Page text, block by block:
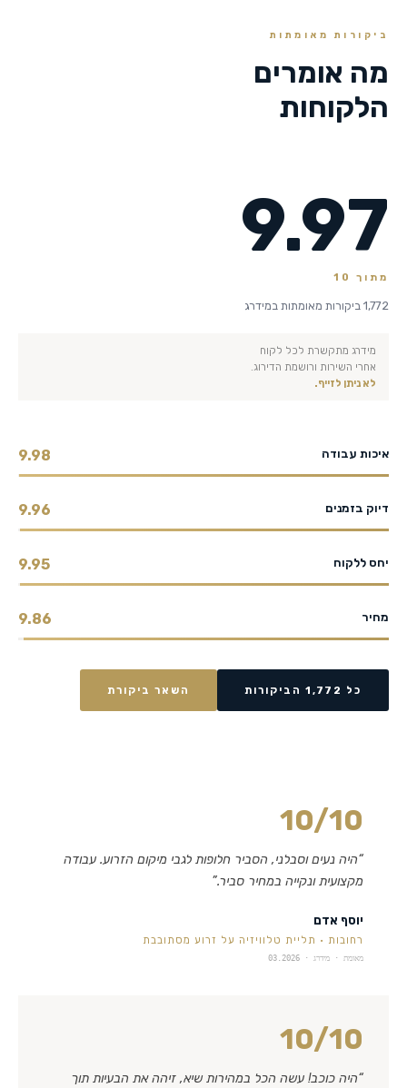
ביקורות מאומתות
מה אומרים
הלקוחות
9.97
מתוך 10
1,772 ביקורות מאומתות במידרג
מידרג מתקשרת לכל לקוח
אחרי השירות ורושמת הדירוג.
לא ניתן לזייף.
איכות עבודה 9.98
דיוק בזמנים 9.96
יחס ללקוח 9.95
מחיר 9.86
כל 1,772 הביקורות השאר ביקורת
10/10
“היה נעים וסבלני, הסביר חלופות לגבי מיקום הזרוע. עבודה
מקצועית ונקייה במחיר סביר.”
יוסף אדם
רחובות · תליית טלוויזיה על זרוע מסתובבת
מאומת · מידרג · 03.2026
10/10
“היה כוכב! עשה הכל במהירות שיא, זיהה את הבעיות תוך